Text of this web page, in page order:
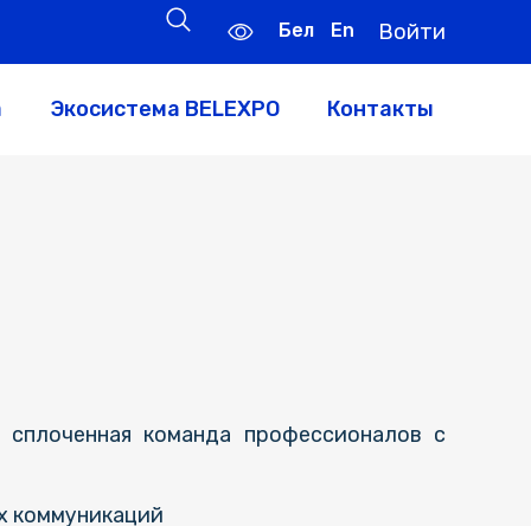
Бел En Войти
Экосистема BELEXPO Контакты
команда профессионалов с
коммуникаций